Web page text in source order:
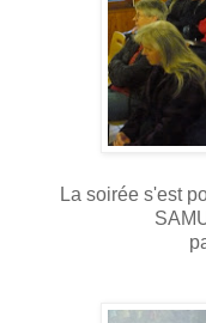
La soirée s'est